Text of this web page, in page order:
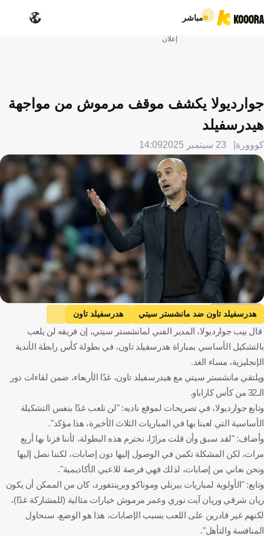
مباشر
إعلان
جوارديولا يكشف موقف مرموش من مواجهة
هيدرسفيلد
كووورة 23 سبتمبر 2025 14:09
Getty Images
هدرسفيلد تاون ضد مانشستر سيتي
هدرسفيلد تاون
مانشستر سيتي
كأس رابطة المحترفين
بيب جوارديولا
عمر مرموش
إنجلترا إسبانيا مصر كرة قدم
قال بيب جوارديولا، المدير الفني لمانشستر سيتي، إن فريقه لن يلعب
بالتشكيل الأساسي بمباراة هدرسفيلد تاون، في بطولة كأس رابطة الأندية
الإنجليزية، مساء الغد.
ويلتقي مانشستر سيتي مع هيدرسفيلد تاون، غدًا الأربعاء، ضمن لقاءات دور
الـ32 من كأس كاراباو.
وتابع جوارديولا، في تصريحات لموقع ناديه: "لن نلعب غدًا بنفس التشكيلة
الأساسية التي لعبنا بها في المباريات الثلاث الأخيرة، هذا مؤكد".
وأضاف: "لقد سبق وأن قلت مرارًا، نحترم هذه البطولة، لأننا فزنا بها أربع
مرات، لكن المشكلة تكمن في الوصول إليها دون إصابات، لكننا نصل إليها
ونحن نعاني من إصابات، لذلك فهي فرصة للاعبي الأكاديمية".
وتابع: "الأولوية لمباريات بيرنلي وموناكو وبرينتفورد، كان من الممكن أن يكون
ريان شرقي وريان آيت نوري وعمر مرموش خيارات مثالية (للمشاركة غدًا)،
لكنهم غير قادرين على اللعب بسبب الإصابات، هذا هو الوضع، سنحاول
المنافسة والتأهل".